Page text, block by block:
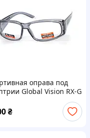
оправа под
Global Vision RX-G
(clear) прозрачные
₴